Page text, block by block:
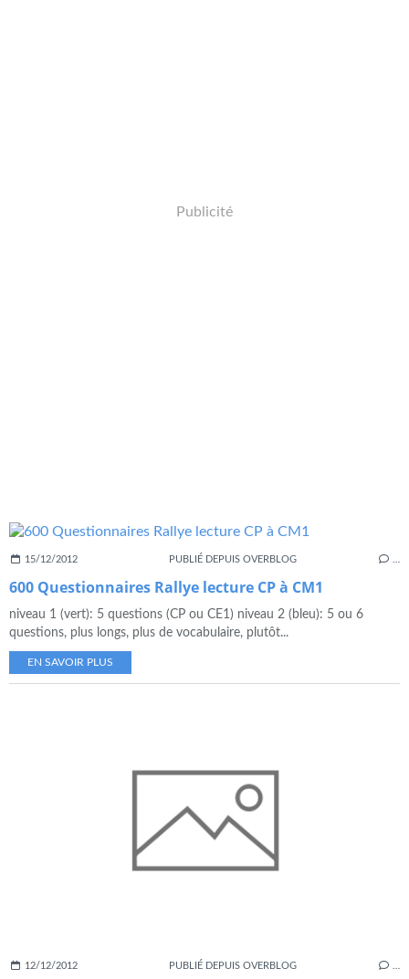
Publicité
15/12/2012 PUBLIÉ DEPUIS OVERBLOG
600 Questionnaires Rallye lecture CP à CM1
niveau 1 (vert): 5 questions (CP ou CE1) niveau 2 (bleu): 5 ou 6
questions, plus longs, plus de vocabulaire, plutôt...
EN SAVOIR PLUS
12/12/2012 PUBLIÉ DEPUIS OVERBLOG